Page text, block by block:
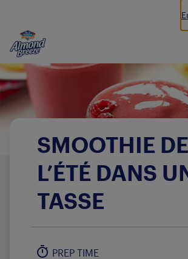
Almond Breeze
SMOOTHIE DE
L’ÉTÉ DANS
TASSE
PREP TIME